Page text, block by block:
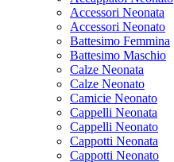
Accessori Neonata
Accessori Neonato
Battesimo Femmina
Battesimo Maschio
Calze Neonata
Calze Neonato
Camicie Neonato
Cappelli Neonata
Cappelli Neonato
Cappotti Neonata
Cappotti Neonato